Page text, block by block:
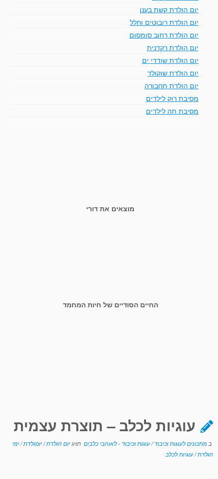
יום הולדת קשת בענן
יום הולדת רובוטים וחלל
יום הולדת רחוב סומסום
יום הולדת רקדנית
יום הולדת שודדי ים
יום הולדת שוקולד
יום הולדת תחבורה
מסיבת רוק לילדים
מסיבת תה לילדים
מוצאים את דורי
החיים הסודיים של חיות המחמד
עוגיות לכלב – תוצרת עצמית
ב מתכונים לעוגות וכיבוד/עוגות וכיבוד - לאוהבי כלבים תויגיום הולדת/יומולדת/ימי
הולדת/עוגיות לכלב